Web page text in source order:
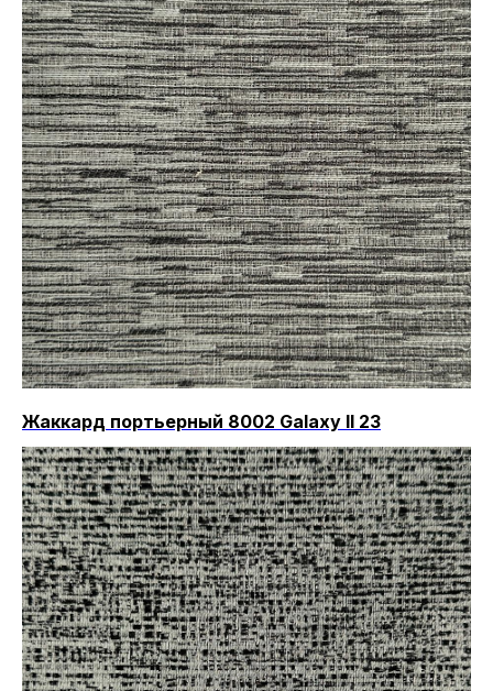
Жаккард портьерный 8002 Galaxy II 23